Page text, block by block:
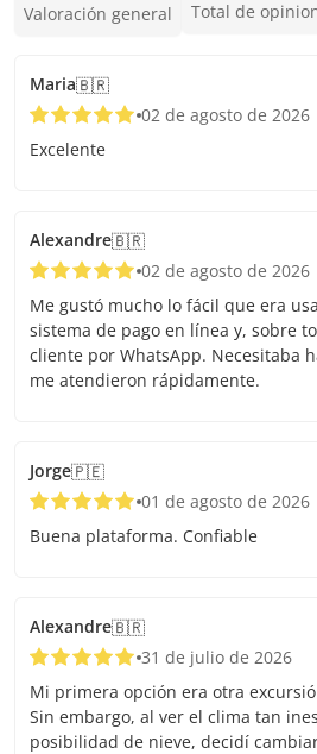
Valoración general Total de
Maria🇧🇷
02 de agosto de 2026
Excelente
Alexandre🇧🇷
02 de agosto de 2026
Me gustó mucho lo fácil que era
sistema de pago en línea y, sobre
cliente por WhatsApp. Necesitaba
me atendieron rápidamente.
Jorge🇵🇪
01 de agosto de 2026
Buena plataforma. Confiable
Alexandre🇧🇷
31 de julio de 2026
Mi primera opción era otra
Sin embargo, al ver el clima tan
posibilidad de nieve, decidí